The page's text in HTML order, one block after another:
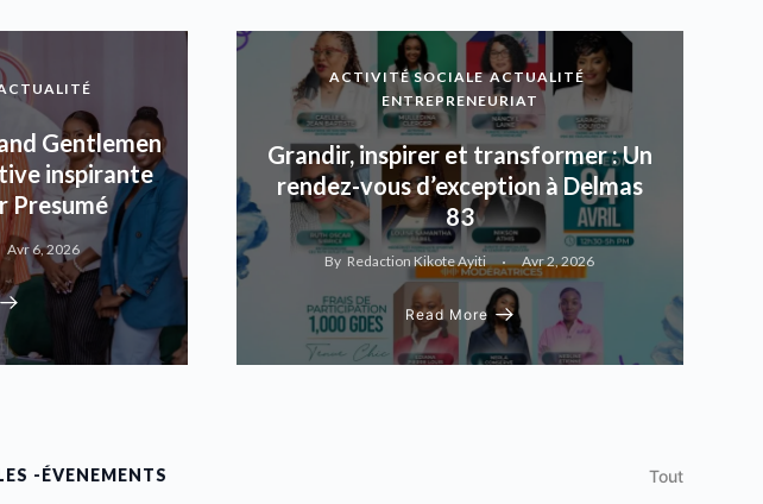
Gentlemen
inspirante
Presumé
Avr 6, 2026
ACTIVITÉ SOCIALE ACTUALITÉ
ENTREPRENEURIAT
Grandir, inspirer et transformer : Un
rendez-vous d’exception à Delmas
83
By Redaction Kikote Ayiti Avr 2, 2026
Read More
-ÉVENEMENTS Tout